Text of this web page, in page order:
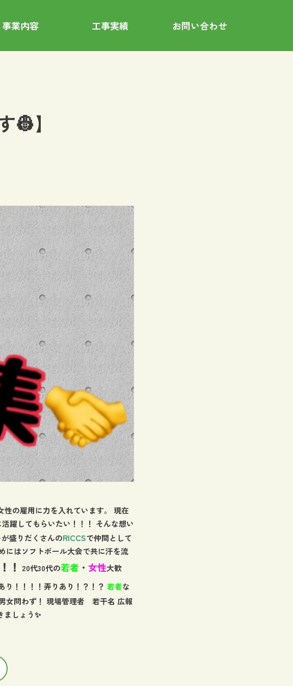
事業内容 工事実績 お問い合わせ
👷】
性の雇用に力を入れています。 現在
躍してもらいたい！！！ そんな想い
盛りだくさんのRICCSで仲間として
にはソフトボール大会で共に汗を流
！ 20代30代の若者・ 女性大歓
り！！！！弄りあり！？！？ 若者な
女問わず！ 現場管理者 若干名 広報
しょう✨